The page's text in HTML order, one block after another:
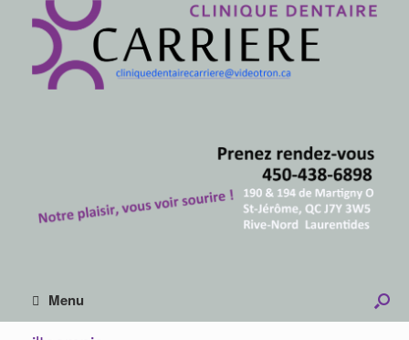
Menu